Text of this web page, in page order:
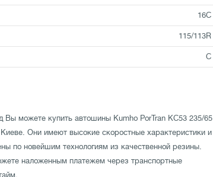
16C
115/113R
C
Вы можете купить автошины Kumho PorTran KC53 235/65
Киеве. Они имеют высокие скоростные характеристики и
по новейшим технологиям из качественной резины.
наложенным платежем через транспортные